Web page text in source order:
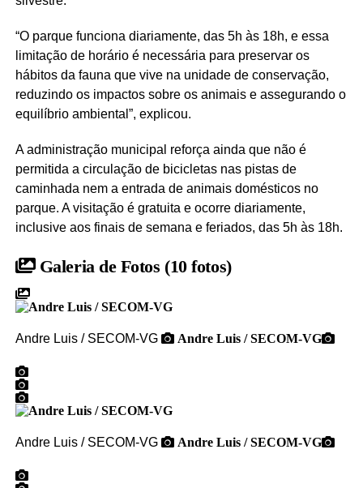
“O parque funciona diariamente, das 5h às 18h, e essa
limitação de horário é necessária para preservar os
hábitos da fauna que vive na unidade de conservação,
reduzindo os impactos sobre os animais e assegurando o
equilíbrio ambiental”, explicou.
A administração municipal reforça ainda que não é
permitida a circulação de bicicletas nas pistas de
caminhada nem a entrada de animais domésticos no
parque. A visitação é gratuita e ocorre diariamente,
inclusive aos finais de semana e feriados, das 5h às 18h.
Galeria de Fotos (10 fotos)
Andre Luis / SECOM-VG Andre Luis / SECOM-VG
Andre Luis / SECOM-VG Andre Luis / SECOM-VG